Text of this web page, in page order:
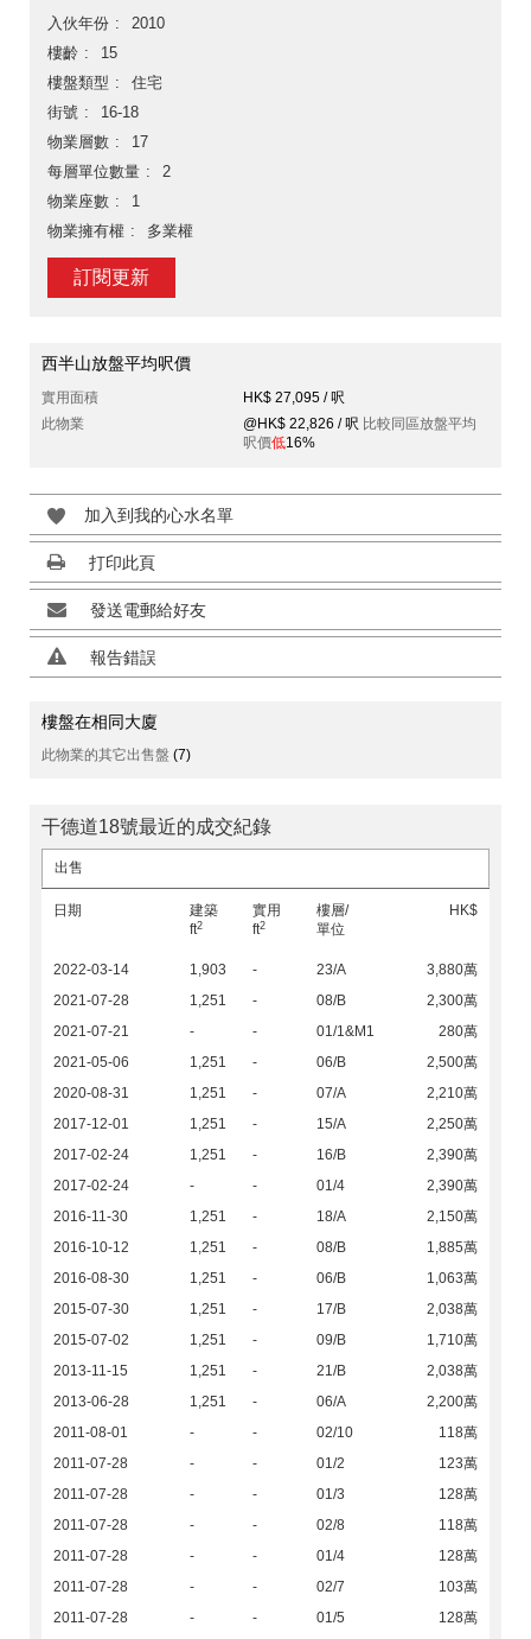
入伙年份
2010
樓齡
15
樓盤類型
住宅
街號
16-18
物業層數
17
每層單位數量
2
物業座數
1
物業擁有權
多業權
訂閱更新
西半山放盤平均呎價
實用面積
HK$ 27,095 / 呎
此物業
@HK$ 22,826 / 呎 比較同區放盤平均
呎價低16%
加入到我的心水名單
打印此頁
發送電郵給好友
報告錯誤
樓盤在相同大廈
此物業的其它出售盤 (7)
干德道18號最近的成交紀錄
出售
日期
建築
ft2
實用
ft2
樓層/
單位
HK$
2022-03-14 1,903 - 23/A
3,880萬
2021-07-28
1,251 - 08/B
2,300萬
2021-07-21
- - 01/1&M1
280萬
2021-05-06
1,251 - 06/B
2,500萬
2020-08-31
1,251 - 07/A
2,210萬
2017-12-01
1,251 - 15/A
2,250萬
2017-02-24
1,251 - 16/B
2,390萬
2017-02-24
- - 01/4
2,390萬
2016-11-30
1,251 - 18/A
2,150萬
2016-10-12
1,251 - 08/B
1,885萬
2016-08-30
1,251 - 06/B
1,063萬
2015-07-30
1,251 - 17/B
2,038萬
2015-07-02
1,251 - 09/B
1,710萬
2013-11-15
1,251 - 21/B
2,038萬
2013-06-28
1,251 - 06/A
2,200萬
2011-08-01
- - 02/10
118萬
2011-07-28
- - 01/2
123萬
2011-07-28
- - 01/3
128萬
2011-07-28
- - 02/8
118萬
2011-07-28
- - 01/4
128萬
2011-07-28
- - 02/7
103萬
2011-07-28
- - 01/5 128萬